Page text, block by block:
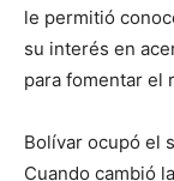
le permitió
su interés en
para fomentar el
Bolívar ocupó el
Cuando cambió